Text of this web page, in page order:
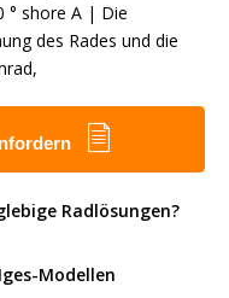
° shore A | Die
des Rades und die
Radlösungen?
Modellen